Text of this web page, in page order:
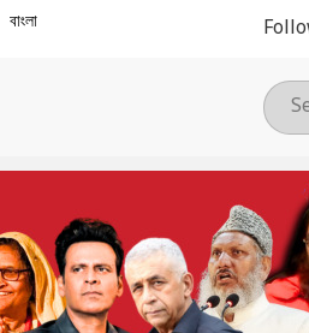
বাংলা